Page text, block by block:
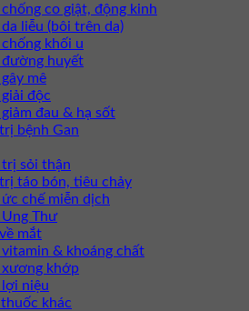
co giật, động kinh
liễu (bôi trên da)
khối u
huyết
mê
độc
đau & hạ sốt
bệnh Gan
sỏi thận
táo bón, tiêu chảy
chế miễn dịch
Thư
mắt
& khoáng chất
khớp
niệu
khác